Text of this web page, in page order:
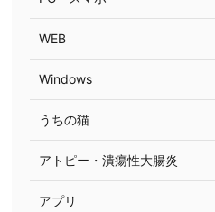
WEB
Windows
うちの猫
アトピー・潰瘍性大腸炎
アプリ